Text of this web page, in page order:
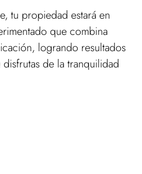
tu propiedad estará en
que combina
logrando resultados
de la tranquilidad